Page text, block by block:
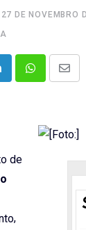
27 DE NOVEMBRO
WhatsappShare
de
,